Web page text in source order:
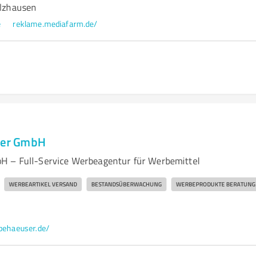
reklame.mediafarm.de/
GmbH
– Full-Service Werbeagentur für Werbemittel
WERBEARTIKEL VERSAND BESTANDSÜBERWACHUNG WERBEPRODUKTE BERATUNG